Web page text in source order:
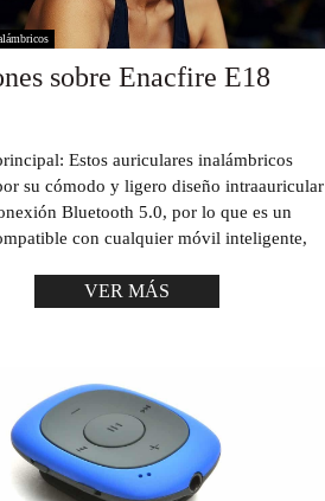
sobre Enacfire E18
Estos auriculares inalámbricos
su cómodo y ligero diseño intraauricular
Bluetooth 5.0, por lo que es un
con cualquier móvil inteligente,
VER MÁS